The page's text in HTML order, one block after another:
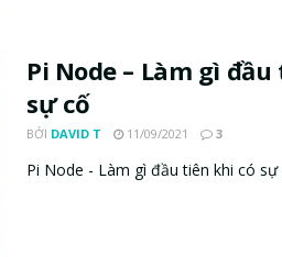
Pi Node – Làm gì
sự cố
BỞI DAVID T 11/09/2021 3
Pi Node - Làm gì đầu tiên khi có sự